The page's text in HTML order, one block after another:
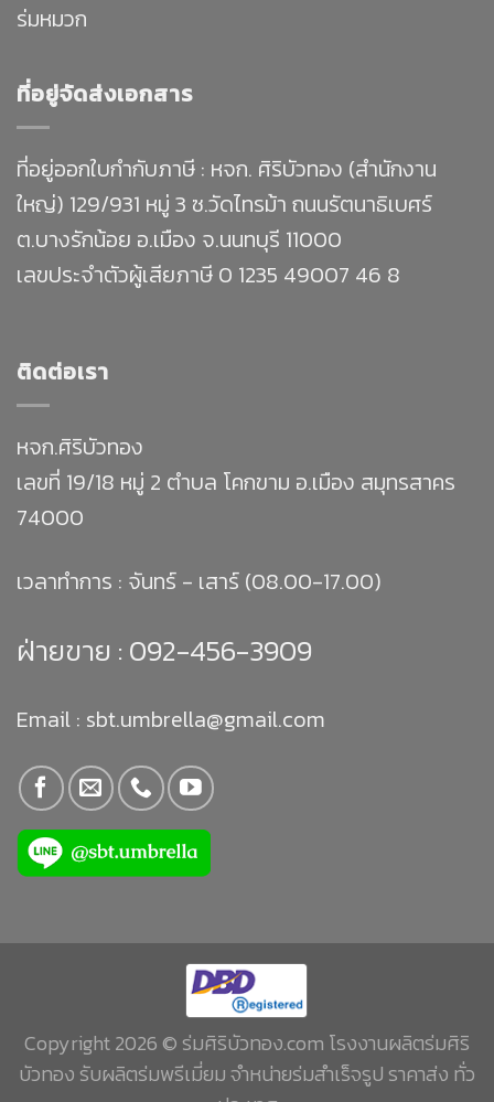
ร่มหมวก
ที่อยู่จัดส่งเอกสาร
ที่อยู่ออกใบกำกับภาษี : หจก. ศิริบัวทอง (สำนักงาน
ใหญ่) 129/931 หมู่ 3 ซ.วัดไทรม้า ถนนรัตนาธิเบศร์
ต.บางรักน้อย อ.เมือง จ.นนทบุรี 11000
เลขประจำตัวผู้เสียภาษี 0 1235 49007 46 8
ติดต่อเรา
หจก.ศิริบัวทอง
เลขที่ 19/18 หมู่ 2 ตำบล โคกขาม อ.เมือง สมุทรสาคร
74000
เวลาทำการ : จันทร์ - เสาร์ (08.00-17.00)
ฝ่ายขาย : 092-456-3909
Email : sbt.umbrella@gmail.com
Copyright 2026 © ร่มศิริบัวทอง.com โรงงานผลิตร่มศิริ
บัวทอง รับผลิตร่มพรีเมี่ยม จำหน่ายร่มสำเร็จรูป ราคาส่ง ทั่ว